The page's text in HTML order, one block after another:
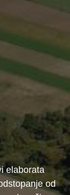
elaborata
od